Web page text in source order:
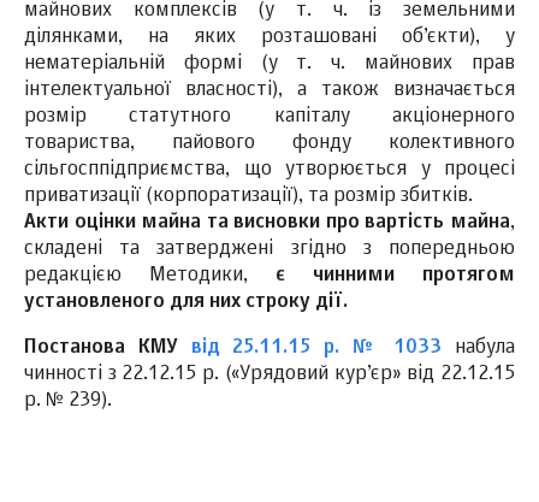
майнових комплексів (у т. ч. із земельними
ділянками, на яких розташовані об’єкти), у
нематеріальній формі (у т. ч. майнових прав
інтелектуальної власності), а також визначається
розмір статутного капіталу акціонерного
товариства, пайового фонду колективного
сільгосппідприємства, що утворюється у процесі
приватизації (корпоратизації), та розмір збитків.
Акти оцінки майна та висновки про вартість майна,
складені та затверджені згідно з попередньою
редакцією Методики, є чинними протягом
установленого для них строку дії.
Постанова КМУ від 25.11.15 р. № 1033 набула
чинності з 22.12.15 р. («Урядовий кур’єр» від 22.12.15
р. № 239).